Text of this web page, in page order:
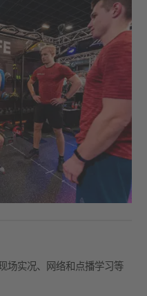
场实况、网络和点播学习等